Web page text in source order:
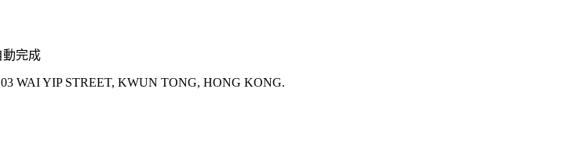
動完成
WAI YIP STREET, KWUN TONG, HONG KONG.